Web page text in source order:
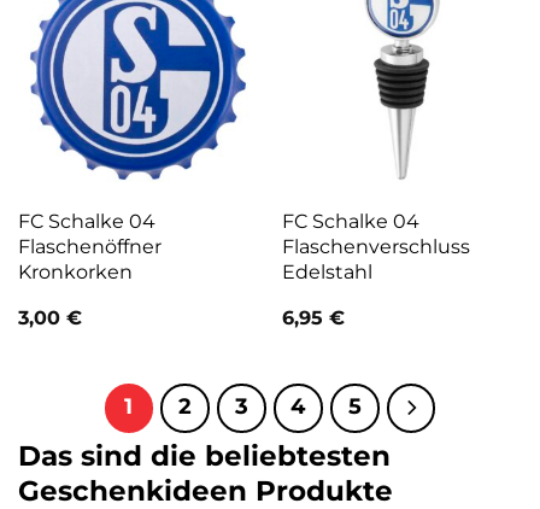
FC Schalke 04
Flaschenöffner
Kronkorken
3,00 €
FC Schalke 04
Flaschenverschluss
Edelstahl
6,95 €
1 2 3 4 5
Das sind die beliebtesten
Geschenkideen Produkte